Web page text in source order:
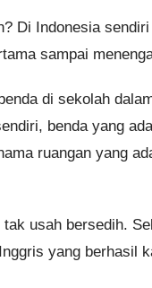
Di Indonesia
sampai
di sekolah
benda yang
ruangan yang
tak usah bersedih.
yang berhasil